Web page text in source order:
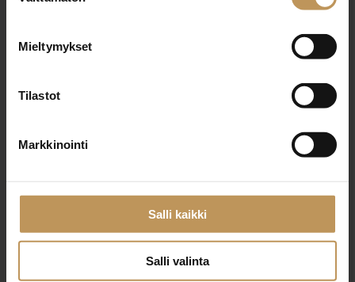
Mieltymykset
Tilastot
Markkinointi
Salli kaikki
Salli valinta